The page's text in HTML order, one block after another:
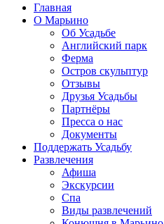
Главная
О Марьино
Об Усадьбе
Английский парк
Ферма
Остров скульптур
Отзывы
Друзья Усадьбы
Партнёры
Пресса о нас
Документы
Поддержать Усадьбу
Развлечения
Афиша
Экскурсии
Спа
Виды развлечений